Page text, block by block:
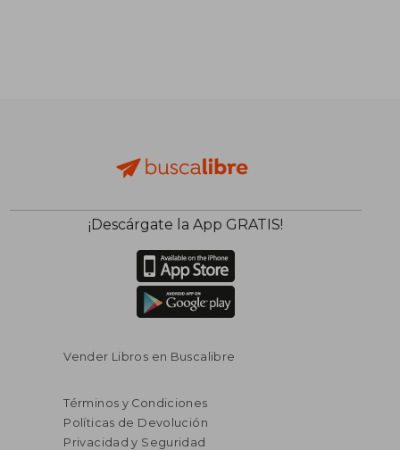
¡Descárgate la App GRATIS!
Vender Libros en Buscalibre
Términos y Condiciones
Políticas de Devolución
Privacidad y Seguridad